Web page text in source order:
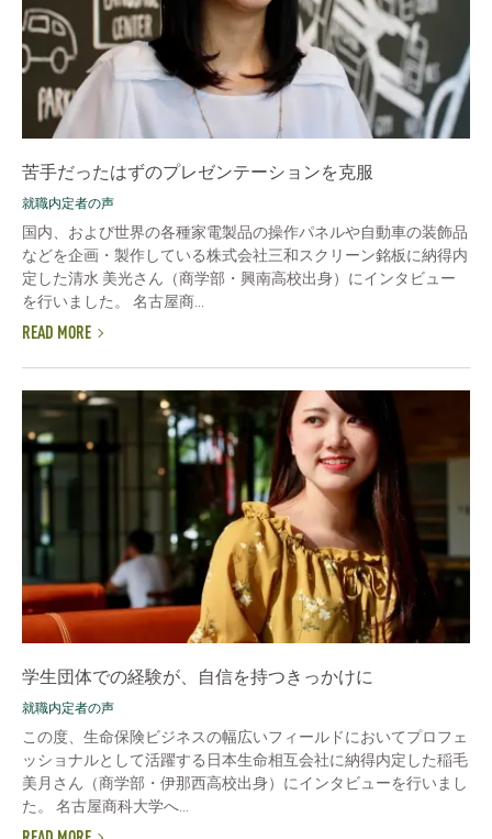
苦手だったはずのプレゼンテーションを克服
就職内定者の声
国内、および世界の各種家電製品の操作パネルや自動車の装飾品
などを企画・製作している株式会社三和スクリーン銘板に納得内
定した清水 美光さん（商学部・興南高校出身）にインタビュー
を行いました。 名古屋商...
READ MORE
学生団体での経験が、自信を持つきっかけに
就職内定者の声
この度、生命保険ビジネスの幅広いフィールドにおいてプロフェ
ッショナルとして活躍する日本生命相互会社に納得内定した稲毛
美月さん（商学部・伊那西高校出身）にインタビューを行いまし
た。 名古屋商科大学へ...